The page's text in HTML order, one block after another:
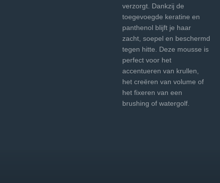
verzorgt. Dankzij de
toegevoegde keratine en
panthenol blijft je haar
zacht, soepel en beschermd
tegen hitte. Deze mousse is
perfect voor het
accentueren van krullen,
het creëren van volume of
het fixeren van een
brushing of watergolf.